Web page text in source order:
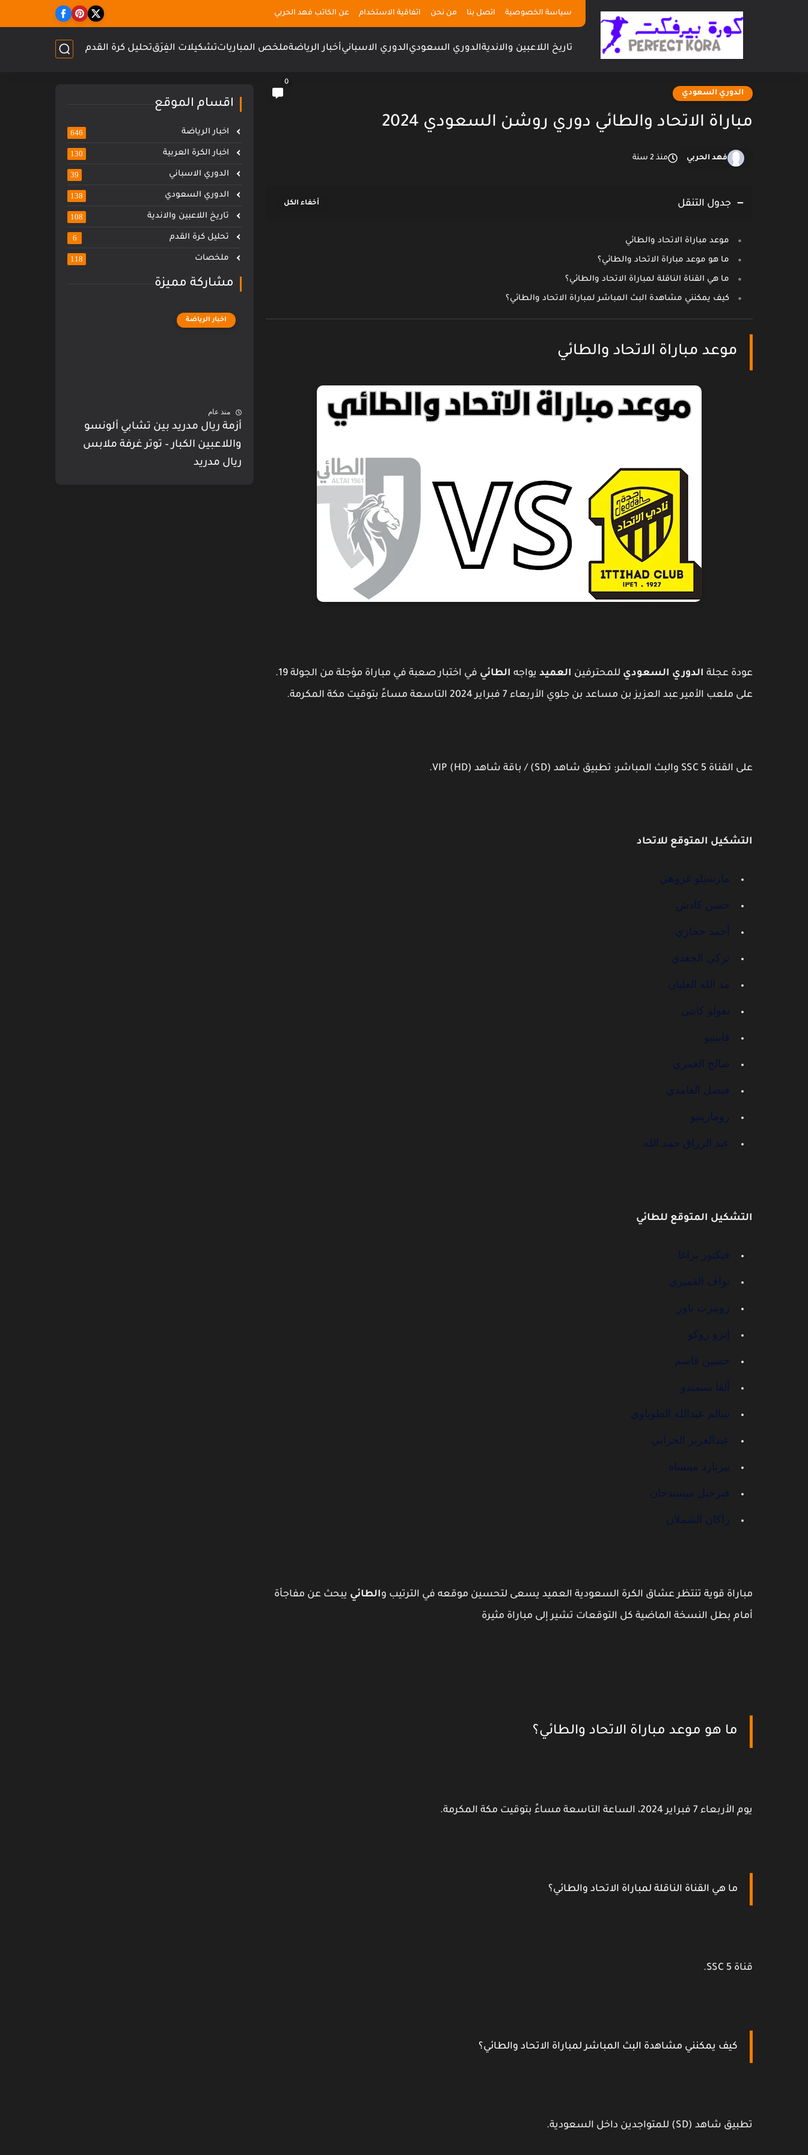
سياسة الخصوصية اتصل بنا من نحن اتفاقية الاستخدام عن الكاتب فهد الحربي
تاريخ اللاعبين والانديةالدوري السعوديالدوري الاسبانيأخبار الرياضةملخص المبارياتتشكيلات الفِرَقتحليل كرة القدم
الدوري السعودي
0
مباراة الاتحاد والطائي دوري روشن السعودي 2024
فهد الحربي منذ 2 سنة
جدول التنقل
موعد مباراة الاتحاد والطائي
ما هو موعد مباراة الاتحاد والطائي؟
ما هي القناة الناقلة لمباراة الاتحاد والطائي؟
كيف يمكنني مشاهدة البث المباشر لمباراة الاتحاد والطائي؟
موعد مباراة الاتحاد والطائي
عودة عجلة الدوري السعودي للمحترفين العميد يواجه الطائي
في اختبار صعبة في مباراة مؤجلة من الجولة 19.
على ملعب الأمير عبد العزيز بن مساعد بن جلوي الأربعاء 7 فبراير 2024 التاسعة مساءً بتوقيت مكة المكرمة.
على القناة SSC 5 والبث المباشر: تطبيق شاهد (SD) / باقة شاهد VIP (HD).
التشكيل المتوقع للاتحاد
مارسيلو غروهي
حسن كادش
أحمد حجازي
تركي الجعدي
مد الله العليان
نغولو كانتي
فابينيو
صالح العمري
فيصل الغامدي
رومارينيو
عبد الرزاق حمد الله
التشكيل المتوقع للطائي
فيكتور براغا
نواف القميري
روبيرت باور
إنزو روكو
حسين قاسم
ألفا سيميدو
سالم عبدالله الطوياوي
عبدالعزيز الحرابي
بيرنارد مينساه
فيرجيل ميسيدجان
راكان الشملان
مباراة قوية تنتظر عشاق الكرة السعودية العميد يسعى لتحسين موقعه في الترتيب والطائي يبحث عن مفاجأة
أمام بطل النسخة الماضية كل التوقعات تشير إلى مباراة مثيرة
ما هو موعد مباراة الاتحاد والطائي؟
يوم الأربعاء 7 فبراير 2024، الساعة التاسعة مساءً بتوقيت مكة المكرمة.
ما هي القناة الناقلة لمباراة الاتحاد والطائي؟
قناة SSC 5.
كيف يمكنني مشاهدة البث المباشر لمباراة الاتحاد والطائي؟
تطبيق شاهد (SD) للمتواجدين داخل السعودية.
اقسام الموقع
اخبار الرياضة 646
اخبار الكرة العربية 130
الدوري الاسباني 39
الدوري السعودي 138
تاريخ اللاعبين والاندية 108
تحليل كرة القدم 6
ملخصات 118
مشاركة مميزة
اخبار الرياضة
منذ عام
أزمة ريال مدريد بين تشابي ألونسو
واللاعبين الكبار – توتر غرفة ملابس
ريال مدريد